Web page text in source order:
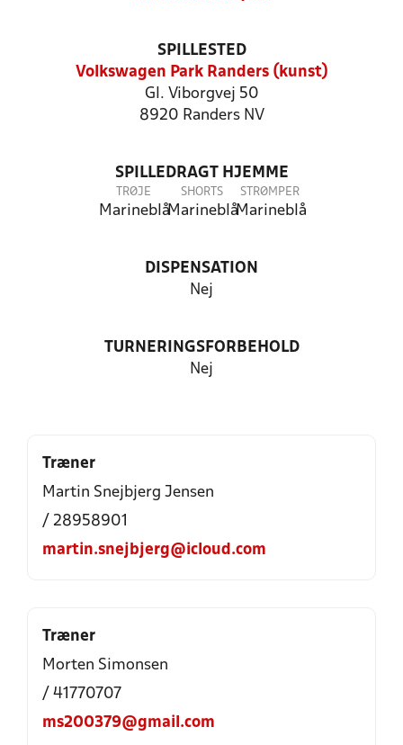
SPILLESTED
Volkswagen Park Randers (kunst)
Gl. Viborgvej 50
8920 Randers NV
SPILLEDRAGT HJEMME
TRØJE
Marineblå
SHORTS
Marineblå
STRØMPER
Marineblå
DISPENSATION
Nej
TURNERINGSFORBEHOLD
Nej
Træner
Martin Snejbjerg Jensen
/ 28958901
martin.snejbjerg@icloud.com
Træner
Morten Simonsen
/ 41770707
ms200379@gmail.com